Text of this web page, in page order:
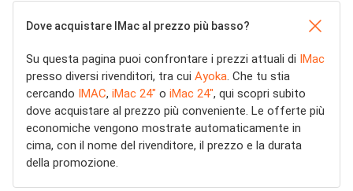
Dove acquistare IMac al prezzo più basso?
Su questa pagina puoi confrontare i prezzi attuali di IMac
presso diversi rivenditori, tra cui Ayoka. Che tu stia
cercando IMAC, iMac 24" o iMac 24", qui scopri subito
dove acquistare al prezzo più conveniente. Le offerte più
economiche vengono mostrate automaticamente in
cima, con il nome del rivenditore, il prezzo e la durata
della promozione.